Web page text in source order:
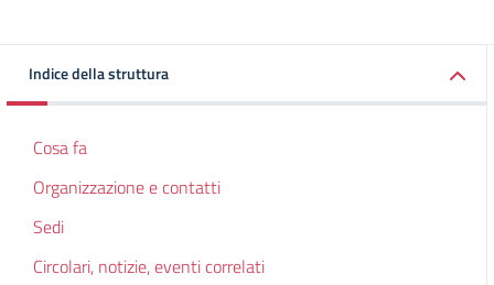
Indice della struttura
Cosa fa
Organizzazione e contatti
Sedi
Circolari, notizie, eventi correlati